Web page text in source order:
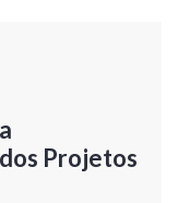
Projetos